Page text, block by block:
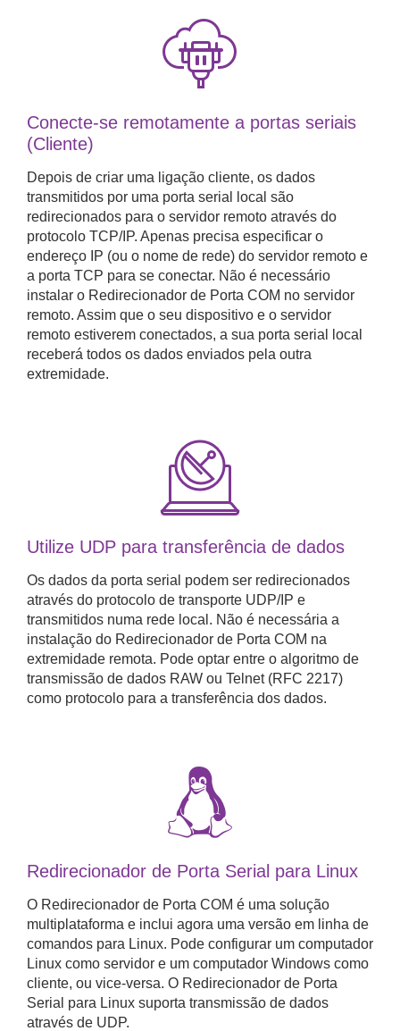
Conecte-se remotamente a portas seriais
(Cliente)
Depois de criar uma ligação cliente, os dados
transmitidos por uma porta serial local são
redirecionados para o servidor remoto através do
protocolo TCP/IP. Apenas precisa especificar o
endereço IP (ou o nome de rede) do servidor remoto e
a porta TCP para se conectar. Não é necessário
instalar o Redirecionador de Porta COM no servidor
remoto. Assim que o seu dispositivo e o servidor
remoto estiverem conectados, a sua porta serial local
receberá todos os dados enviados pela outra
extremidade.
Utilize UDP para transferência de dados
Os dados da porta serial podem ser redirecionados
através do protocolo de transporte UDP/IP e
transmitidos numa rede local. Não é necessária a
instalação do Redirecionador de Porta COM na
extremidade remota. Pode optar entre o algoritmo de
transmissão de dados RAW ou Telnet (RFC 2217)
como protocolo para a transferência dos dados.
Redirecionador de Porta Serial para Linux
O Redirecionador de Porta COM é uma solução
multiplataforma e inclui agora uma versão em linha de
comandos para Linux. Pode configurar um computador
Linux como servidor e um computador Windows como
cliente, ou vice-versa. O Redirecionador de Porta
Serial para Linux suporta transmissão de dados
através de UDP.